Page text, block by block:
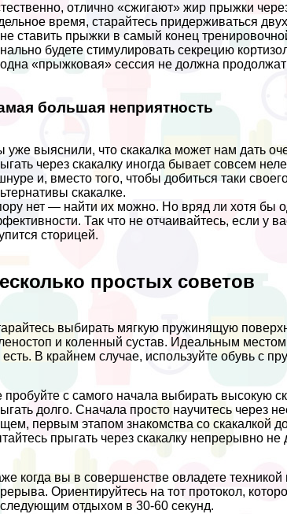
отлично «сжигают» жир прыжки
время, старайтесь придерживаться
ставить прыжки в самый конец
будете стимулировать секрецию
«прыжковая» сессия не должна
большая неприятность
уже выяснили, что скакалка может нам дать
через скакалку иногда бывает совсем
и, вместо того, чтобы добиться таки
скакалке.
нет — найти их можно. Но вряд ли хотя бы
Так что не отчаивайтесь, если у
сторицей.
простых советов
выбирать мягкую пружинящую
и коленный сустав. Идеальным
есть. В крайнем случае, используйте обувь с
пробуйте с самого начала выбирать высокую
долго. Сначала просто научитесь через
первым этапом знакомства со скакалкой
прыгать через скакалку непрерывно
когда вы в совершенстве овладете
Ориентируйтесь на тот протокол,
отдыхом в 30-60 секунд.